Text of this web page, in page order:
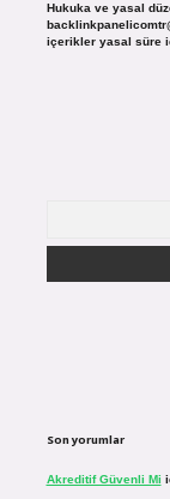
Hukuka ve yasal
içerikler yasal süre
Son yorumlar
Akreditif Güvenli Mi